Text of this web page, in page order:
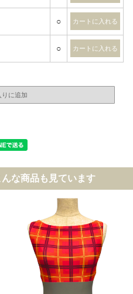
○
○
な商品も見ています